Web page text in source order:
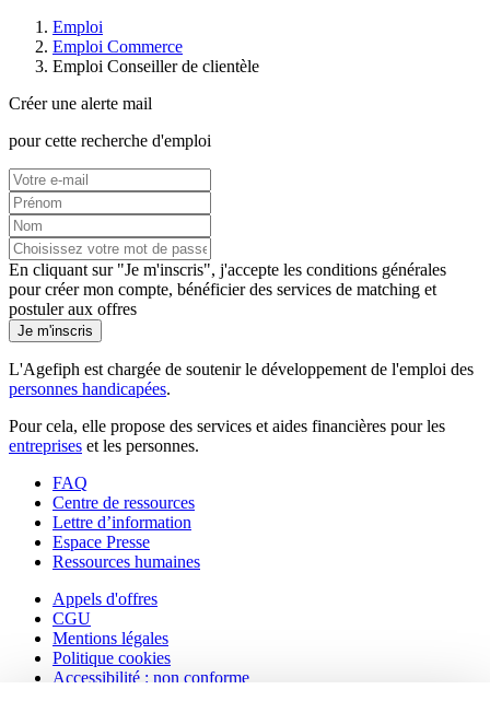
Emploi
Emploi Commerce
Emploi Conseiller de clientèle
Créer une alerte mail
pour cette recherche d'emploi
En cliquant sur "Je m'inscris", j'accepte les conditions générales
pour créer mon compte, bénéficier des services de matching et
postuler aux offres
Je m'inscris
L'Agefiph est chargée de soutenir le développement de l'emploi des
personnes handicapées.
Pour cela, elle propose des services et aides financières pour les
entreprises et les personnes.
FAQ
Centre de ressources
Lettre d’information
Espace Presse
Ressources humaines
Appels d'offres
CGU
Mentions légales
Politique cookies
Accessibilité : non conforme